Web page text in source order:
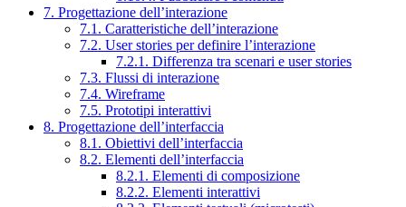
7. Progettazione dell’interazione
7.1. Caratteristiche dell’interazione
7.2. User stories per definire l’interazione
7.2.1. Differenza tra scenari e user stories
7.3. Flussi di interazione
7.4. Wireframe
7.5. Prototipi interattivi
8. Progettazione dell’interfaccia
8.1. Obiettivi dell’interfaccia
8.2. Elementi dell’interfaccia
8.2.1. Elementi di composizione
8.2.2. Elementi interattivi